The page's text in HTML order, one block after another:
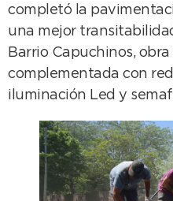
completó la
una mejor
Barrio Capuchinos, obra
complementada con
iluminación Led y